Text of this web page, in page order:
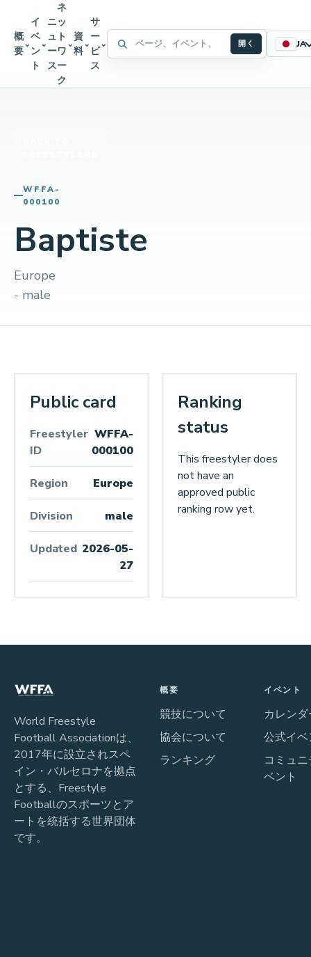
概
要
⌄
イ
ベ
ン
ト
⌄
ニ
ュ
ー
ス
ネ
ッ
ト
ワ
ー
ク
⌄
資
料
⌄
サ
ー
ビ
ス
⌄ WFFA サイト内検索 開く JA
WFFA-
000100
Baptiste
Europe
- male
Public card
Freestyler
ID
WFFA-
000100
Region Europe
Division male
Updated 2026-05-
27
Ranking
status
This freestyler does
not have an
approved public
ranking row yet.
World Freestyle
Football Associationは、
2017年に設立されスペ
イン・バルセロナを拠点
とする、Freestyle
Footballのスポーツとア
ートを統括する世界団体
です。
概要
競技について
協会について
ランキング
イベント
カレンダ
公式イ
コミュ
ベント